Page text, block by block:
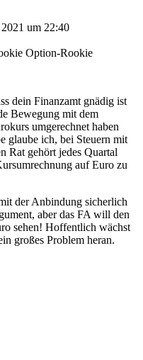
um 22:40
Option-Rookie
dein Finanzamt gnädig ist
Bewegung mit dem
umgerechnet haben
glaube ich, bei Steuern mit
Rat gehört jedes Quartal
auf Euro zu
der Anbindung sicherlich
aber das FA will den
sehen! Hoffentlich wächst
großes Problem heran.